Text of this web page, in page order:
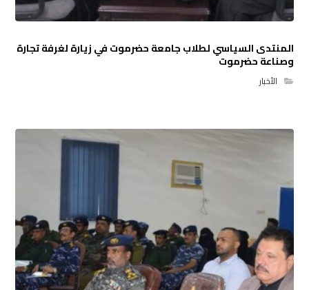
المنتدى السياسي لطلاب جامعة حضرموت في زيارة لغرفة تجارة
وصناعة حضرموت
الأخبار